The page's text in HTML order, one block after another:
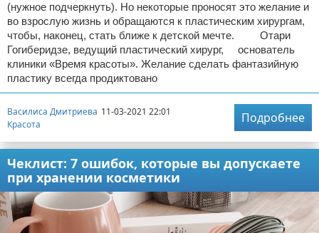
(нужное подчеркнуть). Но некоторые проносят это желание и
во взрослую жизнь и обращаются к пластическим хирургам,
чтобы, наконец, стать ближе к детской мечте. Отари
Гогиберидзе, ведущий пластический хирург, основатель
клиники «Время красоты». Желание сделать фантазийную
пластику всегда продиктовано
Василиса Дмитриева 11-03-2021 22:01
Красота
Подробнее
Чеклист: 7 ошибок, которые вы допускаете
при хранении косметики